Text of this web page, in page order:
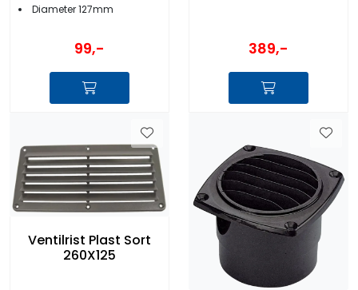
Diameter 127mm
99,- 389,-
Ventilrist Plast Sort
260X125